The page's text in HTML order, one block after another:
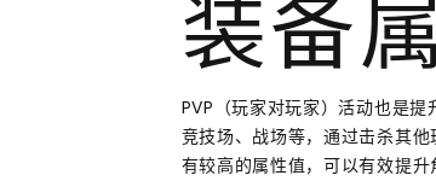
装备
PVP（玩家对玩家）活动也是
竞技场、战场等，通过击杀其
有较高的属性值，可以有效提